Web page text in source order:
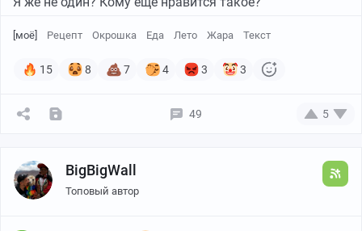
[моё] Рецепт Окрошка Еда Лето Жара Текст
15 8 7 4 3 3
49 5
BigBigWall
Топовый автор